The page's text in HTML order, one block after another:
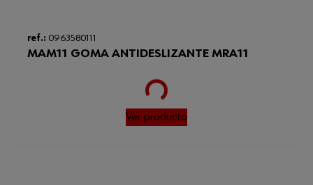
ref.: 0963580111
MAM11 GOMA ANTIDESLIZANTE MRA11
Loading...
Ver producto